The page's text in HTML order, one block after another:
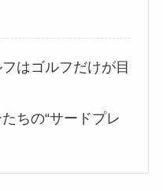
はゴルフだけが目
ちの“サードプレ